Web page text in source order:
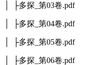
│ ├多探_第03卷.pdf
│ ├多探_第04卷.pdf
│ ├多探_第05卷.pdf
│ ├多探_第06卷.pdf